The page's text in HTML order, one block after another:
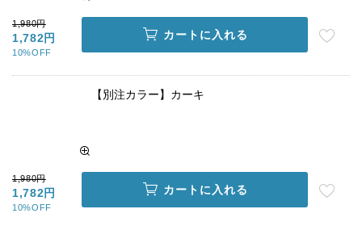
1,980円
1,782円
10%OFF
カートに入れる
【別注カラー】カーキ
1,980円
1,782円
10%OFF
カートに入れる